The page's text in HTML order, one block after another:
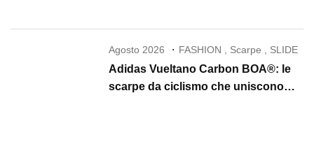
Agosto 2026 FASHION Scarpe SLIDE
Adidas Vueltano Carbon BOA®: le
scarpe da ciclismo che uniscono